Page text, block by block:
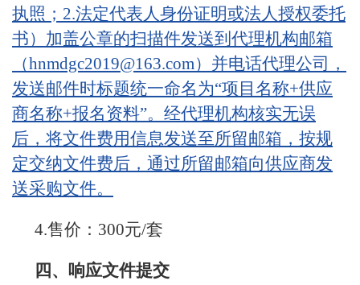
执照；2.法定代表人身份证明或法人授权委托
书）加盖公章的扫描件发送到代理机构邮箱
（hnmdgc2019@163.com）并电话代理公司，
发送邮件时标题统一命名为“项目名称+供应
商名称+报名资料”。经代理机构核实无误
后，将文件费用信息发送至所留邮箱，按规
定交纳文件费后，通过所留邮箱向供应商发
送采购文件。
4.售价：300元/套
四、响应文件提交